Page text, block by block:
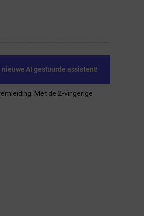
AI gestuurde assistent!
Met de 2-vingerige